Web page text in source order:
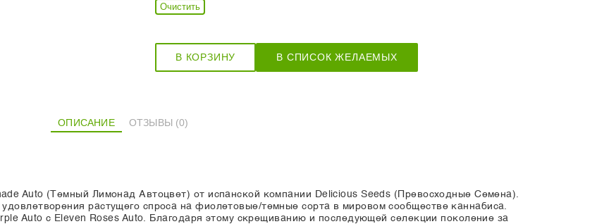
Очистить
В КОРЗИНУ В СПИСОК ЖЕЛАЕМЫХ
ОПИСАНИЕ ОТЗЫВЫ (0)
Auto (Темный Лимонад Автоцвет) от испанской компании Delicious Seeds (Превосходные Семена).
растущего спроса на фиолетовые/темные сорта в мировом сообществе каннабиса.
Auto с Eleven Roses Auto. Благодаря этому скрещиванию и последующей селекции поколение за